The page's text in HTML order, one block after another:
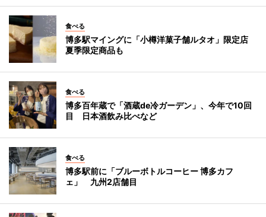
食べる
博多駅マイングに「小樽洋菓子舗ルタオ」限定店
夏季限定商品も
食べる
博多百年蔵で「酒蔵de冷ガーデン」、今年で10回
目 日本酒飲み比べなど
食べる
博多駅前に「ブルーボトルコーヒー 博多カフ
ェ」 九州2店舗目